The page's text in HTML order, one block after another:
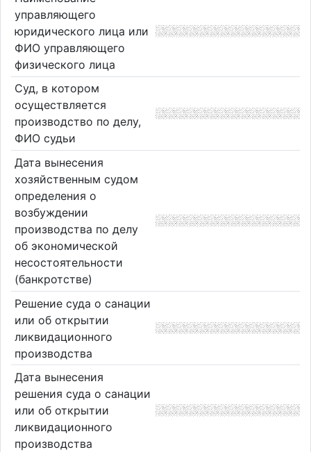
управляющего
юридического лица или
ФИО управляющего
физического лица
Суд, в котором
осуществляется
производство по делу,
ФИО судьи
Дата вынесения
хозяйственным судом
определения о
возбуждении
производства по делу
об экономической
несостоятельности
(банкротстве)
Решение суда о санации
или об открытии
ликвидационного
производства
Дата вынесения
решения суда о санации
или об открытии
ликвидационного
производства